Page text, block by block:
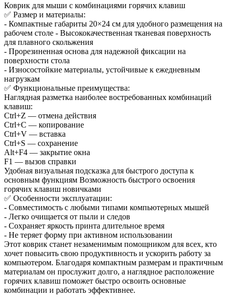
Коврик для мыши с комбинациями горячих клавиш
✅ Размер и материалы:
- Компактные габариты 20×24 см для удобного размещения на
рабочем столе - Высококачественная тканевая поверхность
для плавного скольжения
- Прорезиненная основа для надежной фиксации на
поверхности стола
- Износостойкие материалы, устойчивые к ежедневным
нагрузкам
✅ Функциональные преимущества:
Наглядная разметка наиболее востребованных комбинаций
клавиш:
Ctrl+Z — отмена действия
Ctrl+C — копирование
Ctrl+V — вставка
Ctrl+S — сохранение
Alt+F4 — закрытие окна
F1 — вызов справки
Удобная визуальная подсказка для быстрого доступа к
основным функциям Возможность быстрого освоения
горячих клавиш новичками
✅ Особенности эксплуатации:
- Совместимость с любыми типами компьютерных мышей
- Легко очищается от пыли и следов
- Сохраняет яркость принта длительное время
- Не теряет форму при активном использовании
Этот коврик станет незаменимым помощником для всех, кто
хочет повысить свою продуктивность и ускорить работу за
компьютером. Благодаря компактным размерам и практичным
материалам он прослужит долго, а наглядное расположение
горячих клавиш поможет быстро освоить основные
комбинации и работать эффективнее.